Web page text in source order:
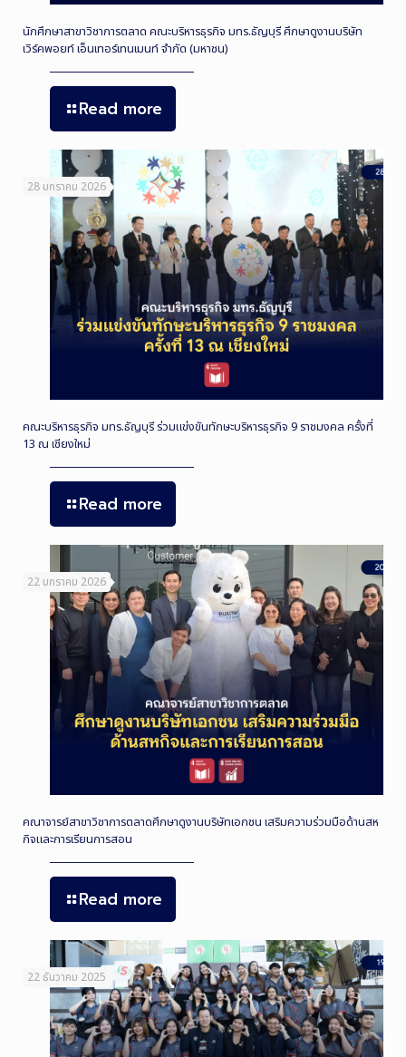
นักศึกษาสาขาวิชาการตลาด คณะบริหารธุรกิจ มทร.ธัญบุรี ศึกษาดูงานบริษัท
เวิร์คพอยท์ เอ็นเทอร์เทนเมนท์ จำกัด (มหาชน)
Read more
28 มกราคม 2026
คณะบริหารธุรกิจ มทร.ธัญบุรี ร่วมแข่งขันทักษะบริหารธุรกิจ 9 ราชมงคล ครั้งที่
13 ณ เชียงใหม่
Read more
22 มกราคม 2026
คณาจารย์สาขาวิชาการตลาดศึกษาดูงานบริษัทเอกชน เสริมความร่วมมือด้านสห
กิจและการเรียนการสอน
Read more
22 ธันวาคม 2025